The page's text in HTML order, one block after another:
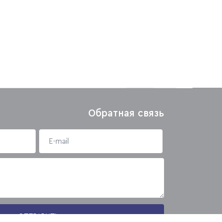
Обратная связь